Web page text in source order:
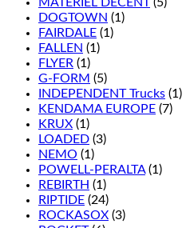
DOGTOWN (1)
FAIRDALE (1)
FALLEN (1)
FLYER (1)
G-FORM (5)
INDEPENDENT Trucks (1)
KENDAMA EUROPE (7)
KRUX (1)
LOADED (3)
NEMO (1)
POWELL-PERALTA (1)
REBIRTH (1)
RIPTIDE (24)
ROCKASOX (3)